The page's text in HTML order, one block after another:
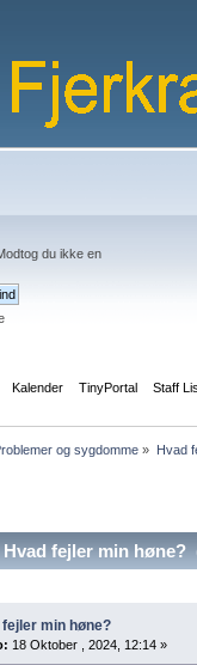
du ikke en
Kalender TinyPortal Staff
og sygdomme » Hvad
Hvad fejler min høne?
fejler min høne?
18 Oktober , 2024, 12:14 »